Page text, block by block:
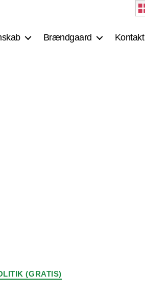
Brændgaard Kontakt
(GRATIS)